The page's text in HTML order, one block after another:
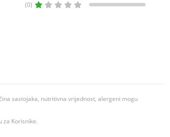
(0)
sastojaka, nutritivna vrijednost, alergeni mogu
za Korisnike.